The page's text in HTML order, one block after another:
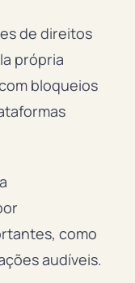
de direitos
própria
bloqueios
como
audíveis.